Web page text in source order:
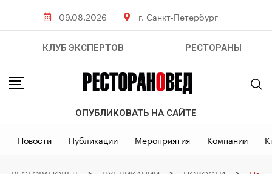
09.08.2026 г. Санкт-Петербург
КЛУБ ЭКСПЕРТОВ РЕСТОРАНЫ
ОПУБЛИКОВАТЬ НА САЙТЕ
Новости Публикации Мероприятия Компании